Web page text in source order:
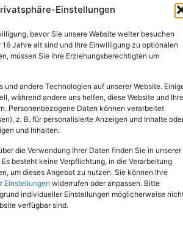
Einstellungen
bevor Sie unsere Website weiter besuchen
16 Jahre alt sind und Ihre Einwilligung zu optionalen
müssen Sie Ihre Erziehungsberechtigten um
und andere Technologien auf unserer Website.
während andere uns helfen, diese Website und Ihre
Personenbezogene Daten können verarbeitet
z. B. für personalisierte Anzeigen und Inhalte
und Inhalten.
die Verwendung Ihrer Daten finden Sie in unserer
Es besteht keine Verpflichtung, in die Verarbeitung
um dieses Angebot zu nutzen. Sie können Ihre
Einstellungen widerrufen oder anpassen. Bitte
individueller Einstellungen möglicherweise
verfügbar sind.
Alle Rechte vorbehalten.
info@tierheim-mayen.de
Pluns 1, 56727 Mayen